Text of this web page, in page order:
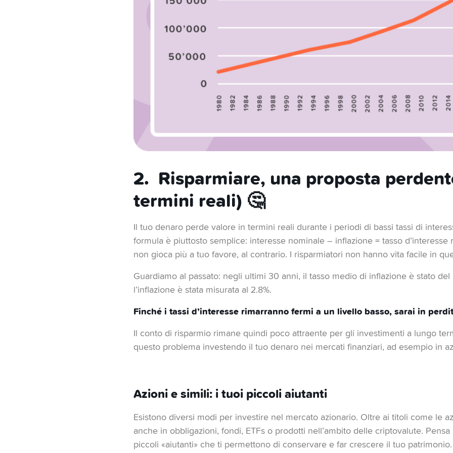
2. Risparmiare, una proposta
termini reali) 🤔
Il tuo denaro perde valore in termini reali durante i periodi di bassi tassi di
formula è piuttosto semplice: interesse nominale – inflazione = tasso
non gioca più a tuo favore, al contrario. I risparmiatori non hanno vita facile in
Guardiamo al passato: negli ultimi 30 anni, il tasso medio di inflazione è stato del
l’inflazione è stata misurata al 2.8%.
Finché i tassi d’interesse rimarranno fermi a un livello basso, sarai in
Il conto di risparmio rimane quindi poco attraente per gli investimenti a lungo
questo problema investendo il tuo denaro nei mercati finanziari, ad esempio in
Azioni e simili: i tuoi piccoli aiutanti
Esistono diversi modi per investire nel mercato azionario. Oltre ai titoli come le
anche in obbligazioni, fondi, ETFs o prodotti nell’ambito delle criptovalute.
piccoli «aiutanti» che ti permettono di conservare e far crescere il tuo